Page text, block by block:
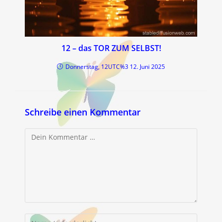
12 – das TOR ZUM SELBST!
Donnerstag, 12UTC%3 12. Juni 2025
Schreibe einen Kommentar
Kommentar
Gib